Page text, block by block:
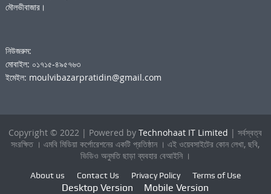
মৌলভীবাজার।
নিউজরুম:
মোবাইল: ০১৭১৫-৪৯৫৭৬৩
ইমেইল: moulvibazarpratidin@gmail.com
Copyright © 2022 | Powered byTechnohaat IT Limited | সর্বস্বত্ব
সংরক্ষিত । এমবি মিডিয়া কর্পোরেশনের একটি প্রতিষ্ঠান । এই ওয়েবসাইটের কোন লেখা, ছবি,
ভিডিও অনুমতি ছাড়া ব্যবহার বেআইনি ।
About us Contact Us Privacy Policy Terms of Use
Desktop Version Mobile Version